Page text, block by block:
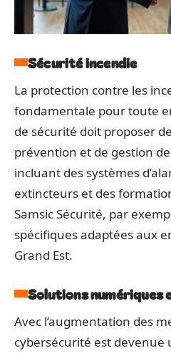
Sécurité incendie
La protection contre les
fondamentale pour toute
de sécurité doit proposer
prévention et de gestion
incluant des systèmes
extincteurs et des
Samsic Sécurité, par
spécifiques adaptées aux
Grand Est.
Solutions
Avec l’augmentation des
cybersécurité est devenue